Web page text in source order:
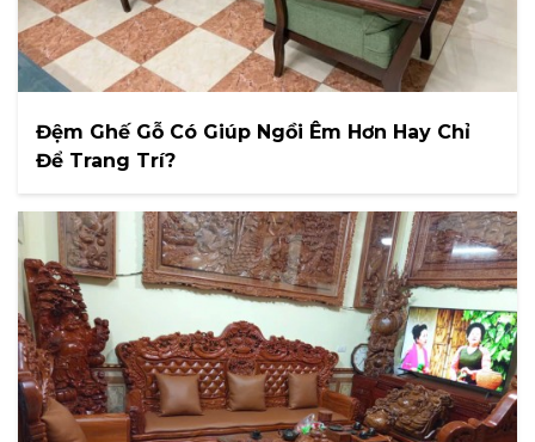
Đệm Ghế Gỗ Có Giúp Ngồi Êm Hơn Hay Chỉ
Để Trang Trí?